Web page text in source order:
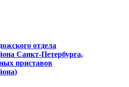
отдела
Санкт-Петербурга,
приставов